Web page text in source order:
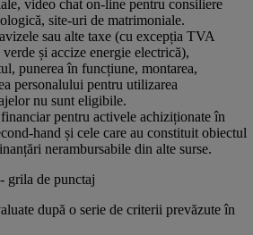
video chat on-line pentru consiliere
site-uri de matrimoniale.
sau alte taxe (cu excepția TVA
și accize energie electrică),
punerea în funcțiune, montarea,
personalului pentru utilizarea
nu sunt eligibile.
pentru activele achiziționate în
hand și cele care au constituit obiectul
nerambursabile din alte surse.
grila de punctaj
după o serie de criterii prevăzute în